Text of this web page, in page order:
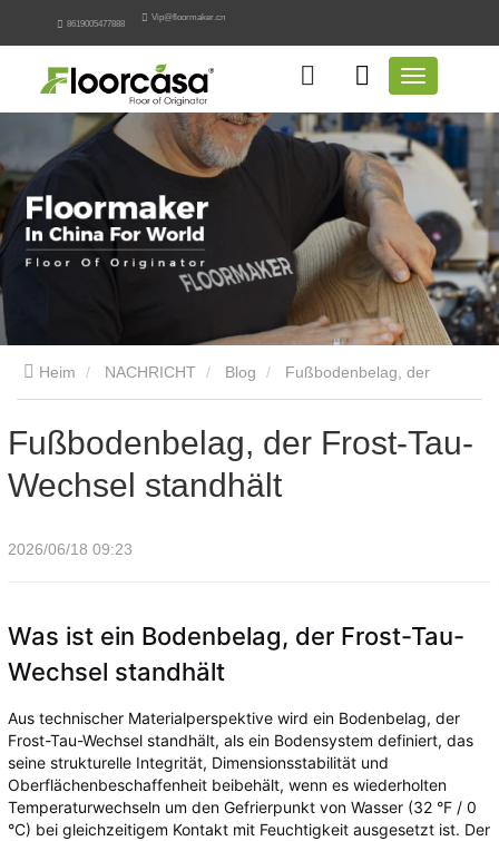
8619005477888
Vip@floormaker.cn
Heim NACHRICHT Blog
Fußbodenbelag, der Frost-Tau-
Wechsel standhält
2026/06/18 09:23
Was ist ein Bodenbelag, der Frost-Tau-
Wechsel standhält
Aus technischer Materialperspektive wird ein Bodenbelag, der
Frost-Tau-Wechsel standhält, als ein Bodensystem definiert, das
seine strukturelle Integrität, Dimensionsstabilität und
Oberflächenbeschaffenheit beibehält, wenn es wiederholten
Temperaturwechseln um den Gefrierpunkt von Wasser (32 °F / 0
°C) bei gleichzeitigem Kontakt mit Feuchtigkeit ausgesetzt ist. Der